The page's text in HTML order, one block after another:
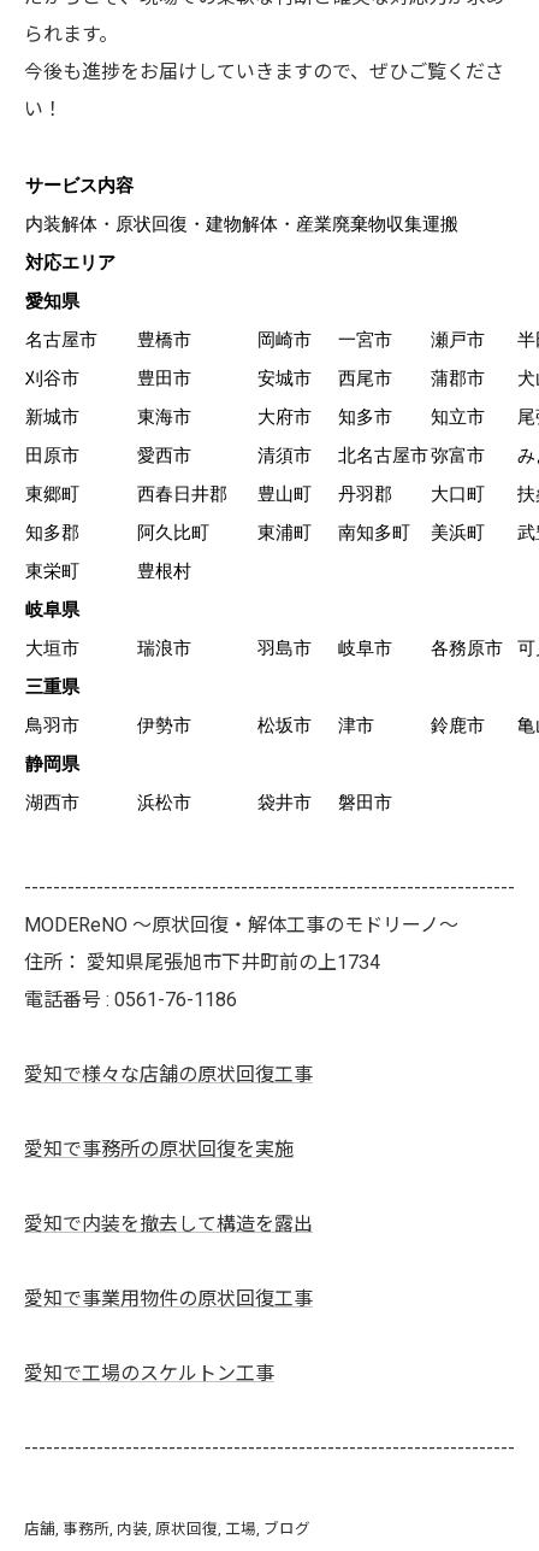
られます。
今後も進捗をお届けしていきますので、ぜひご覧くださ
い！
サービス内容
内装解体・原状回復・建物解体・産業廃棄物収集運搬
対応エリア
愛知県
名古屋市
豊橋市 岡崎市 一宮市 瀬戸市
半
刈谷市
豊田市 安城市 西尾市 蒲郡市
新城市
東海市 大府市 知多市 知立市
田原市
愛西市 清須市 北名古屋市弥富市
み
東郷町
西春日井郡 豊山町 丹羽郡 大口町
扶
知多郡
阿久比町 東浦町 南知多町 美浜町
武
東栄町
豊根村
岐阜県
大垣市
瑞浪市 羽島市 岐阜市 各務原市
可
三重県
鳥羽市
伊勢市 松坂市 津市 鈴鹿市
亀
静岡県
湖西市
浜松市 袋井市 磐田市
--------------------------------------------------------------------
MODEReNO ～原状回復・解体工事のモドリーノ～
住所： 愛知県尾張旭市下井町前の上1734
電話番号 : 0561-76-1186
愛知で様々な店舗の原状回復工事
愛知で事務所の原状回復を実施
愛知で内装を撤去して構造を露出
愛知で事業用物件の原状回復工事
愛知で工場のスケルトン工事
--------------------------------------------------------------------
店舗 事務所 内装 原状回復 工場 ブログ